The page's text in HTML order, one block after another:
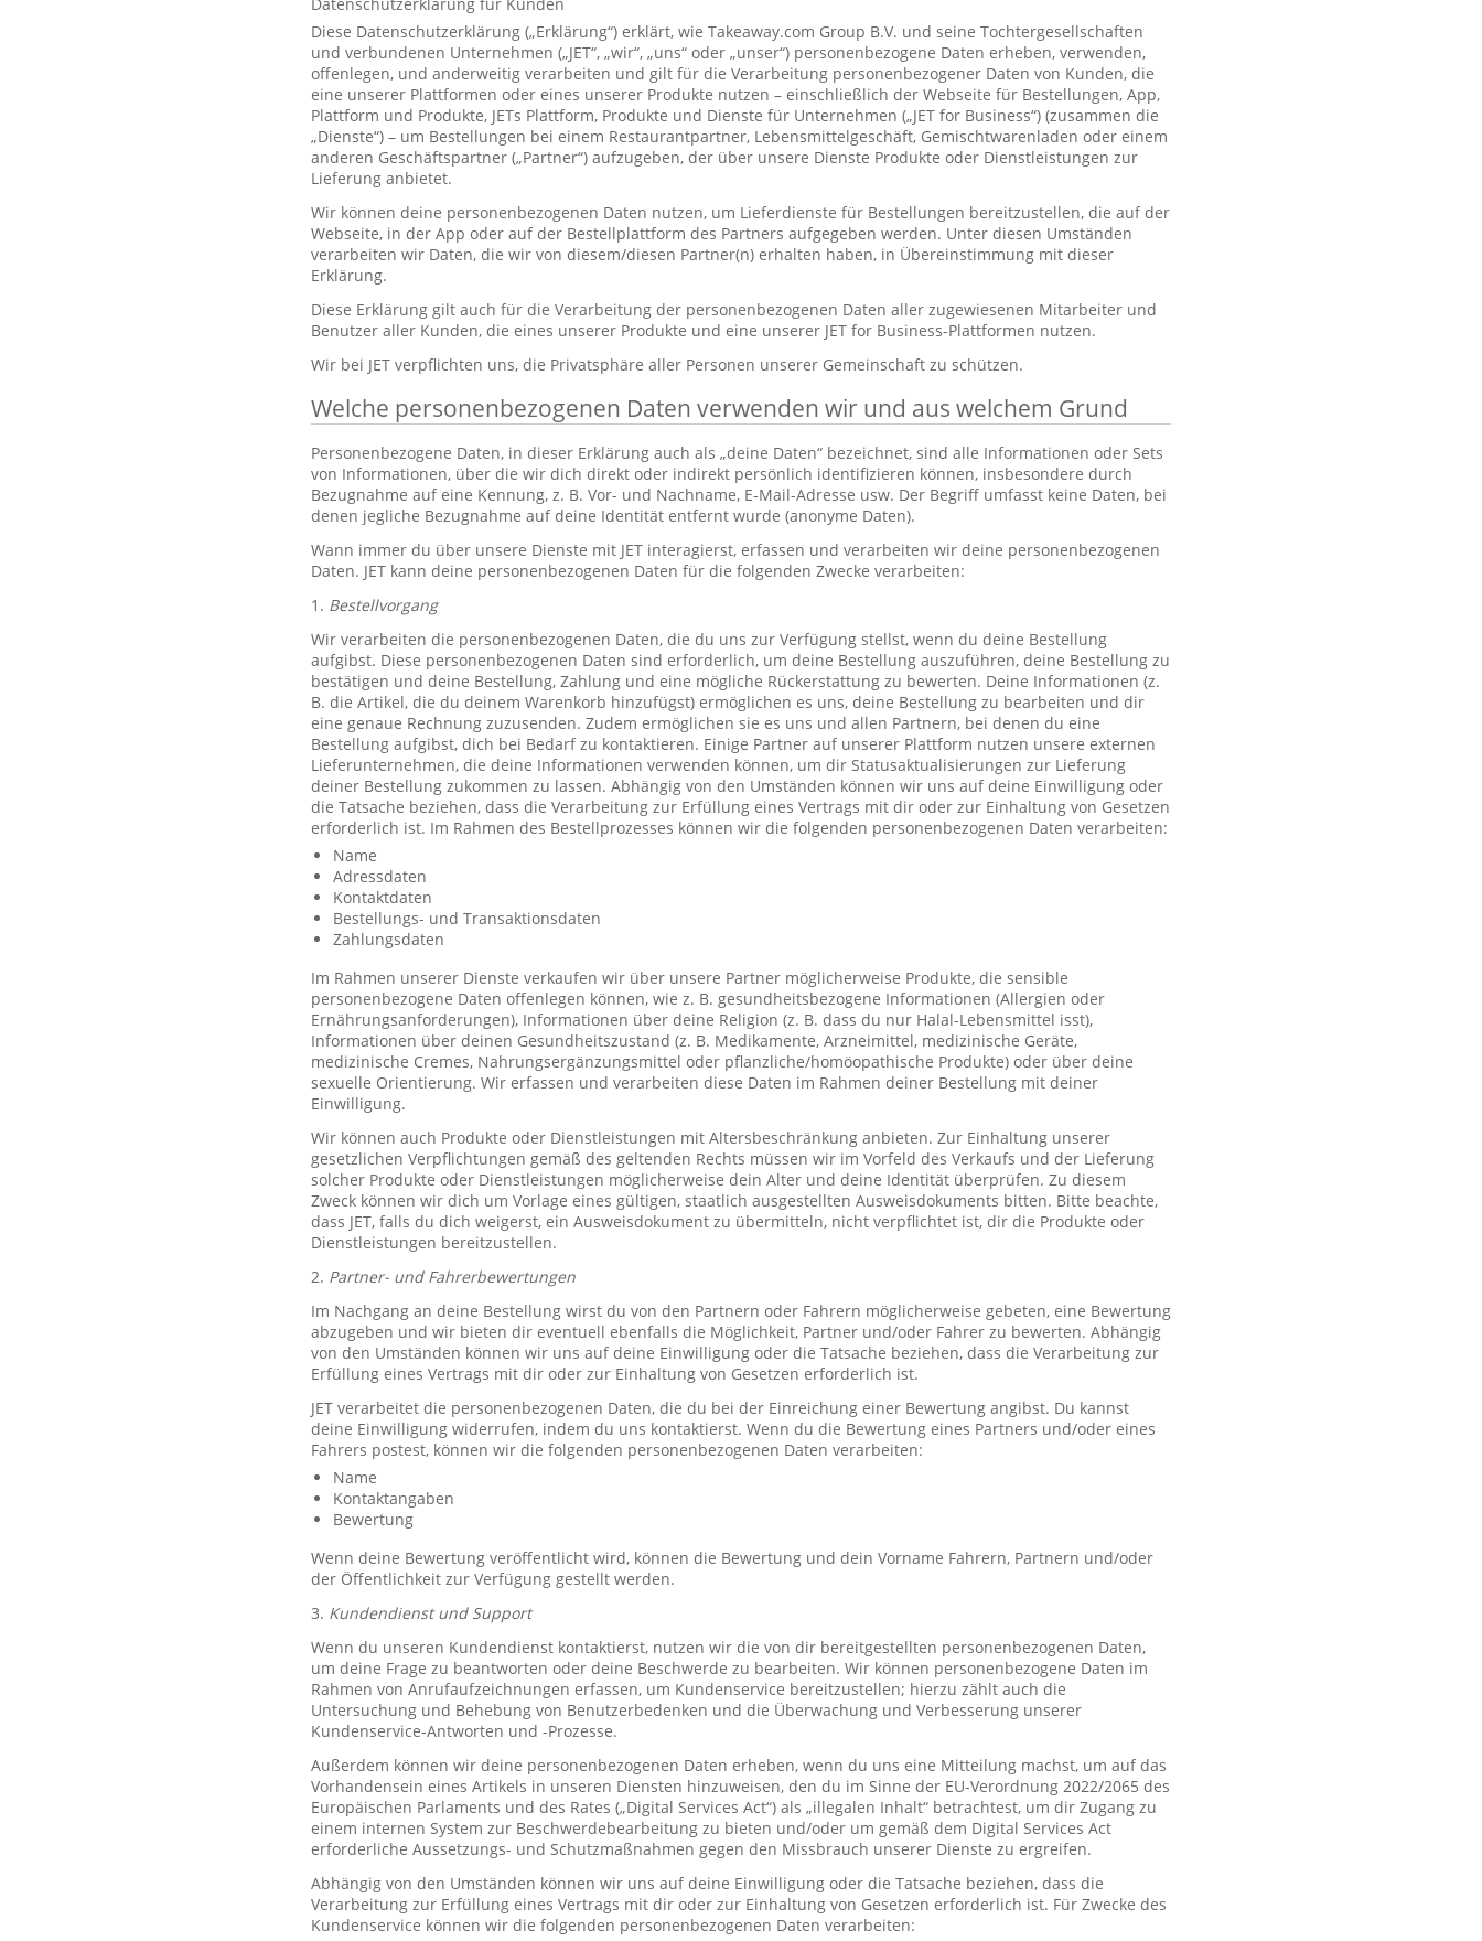
Diese Datenschutzerklärung („Erklärung“) erklärt, wie Takeaway.com Group B.V. und seine Tochtergesellschaften
und verbundenen Unternehmen („JET“, „wir“, „uns“ oder „unser“) personenbezogene Daten erheben, verwenden,
offenlegen, und anderweitig verarbeiten und gilt für die Verarbeitung personenbezogener Daten von Kunden, die
eine unserer Plattformen oder eines unserer Produkte nutzen – einschließlich der Webseite für Bestellungen, App,
Plattform und Produkte, JETs Plattform, Produkte und Dienste für Unternehmen („JET for Business“) (zusammen die
„Dienste“) – um Bestellungen bei einem Restaurantpartner, Lebensmittelgeschäft, Gemischtwarenladen oder einem
anderen Geschäftspartner („Partner“) aufzugeben, der über unsere Dienste Produkte oder Dienstleistungen zur
Lieferung anbietet.
Wir können deine personenbezogenen Daten nutzen, um Lieferdienste für Bestellungen bereitzustellen, die auf der
Webseite, in der App oder auf der Bestellplattform des Partners aufgegeben werden. Unter diesen Umständen
verarbeiten wir Daten, die wir von diesem/diesen Partner(n) erhalten haben, in Übereinstimmung mit dieser
Erklärung.
Diese Erklärung gilt auch für die Verarbeitung der personenbezogenen Daten aller zugewiesenen Mitarbeiter und
Benutzer aller Kunden, die eines unserer Produkte und eine unserer JET for Business-Plattformen nutzen.
Wir bei JET verpflichten uns, die Privatsphäre aller Personen unserer Gemeinschaft zu schützen.
Welche personenbezogenen Daten verwenden wir und aus welchem Grund
Personenbezogene Daten, in dieser Erklärung auch als „deine Daten“ bezeichnet, sind alle Informationen oder Sets
von Informationen, über die wir dich direkt oder indirekt persönlich identifizieren können, insbesondere durch
Bezugnahme auf eine Kennung, z. B. Vor- und Nachname, E-Mail-Adresse usw. Der Begriff umfasst keine Daten, bei
denen jegliche Bezugnahme auf deine Identität entfernt wurde (anonyme Daten).
Wann immer du über unsere Dienste mit JET interagierst, erfassen und verarbeiten wir deine personenbezogenen
Daten. JET kann deine personenbezogenen Daten für die folgenden Zwecke verarbeiten:
1. Bestellvorgang
Wir verarbeiten die personenbezogenen Daten, die du uns zur Verfügung stellst, wenn du deine Bestellung
aufgibst. Diese personenbezogenen Daten sind erforderlich, um deine Bestellung auszuführen, deine Bestellung zu
bestätigen und deine Bestellung, Zahlung und eine mögliche Rückerstattung zu bewerten. Deine Informationen (z.
B. die Artikel, die du deinem Warenkorb hinzufügst) ermöglichen es uns, deine Bestellung zu bearbeiten und dir
eine genaue Rechnung zuzusenden. Zudem ermöglichen sie es uns und allen Partnern, bei denen du eine
Bestellung aufgibst, dich bei Bedarf zu kontaktieren. Einige Partner auf unserer Plattform nutzen unsere externen
Lieferunternehmen, die deine Informationen verwenden können, um dir Statusaktualisierungen zur Lieferung
deiner Bestellung zukommen zu lassen. Abhängig von den Umständen können wir uns auf deine Einwilligung oder
die Tatsache beziehen, dass die Verarbeitung zur Erfüllung eines Vertrags mit dir oder zur Einhaltung von Gesetzen
erforderlich ist. Im Rahmen des Bestellprozesses können wir die folgenden personenbezogenen Daten verarbeiten:
Name
Adressdaten
Kontaktdaten
Bestellungs- und Transaktionsdaten
Zahlungsdaten
Im Rahmen unserer Dienste verkaufen wir über unsere Partner möglicherweise Produkte, die sensible
personenbezogene Daten offenlegen können, wie z. B. gesundheitsbezogene Informationen (Allergien oder
Ernährungsanforderungen), Informationen über deine Religion (z. B. dass du nur Halal-Lebensmittel isst),
Informationen über deinen Gesundheitszustand (z. B. Medikamente, Arzneimittel, medizinische Geräte,
medizinische Cremes, Nahrungsergänzungsmittel oder pflanzliche/homöopathische Produkte) oder über deine
sexuelle Orientierung. Wir erfassen und verarbeiten diese Daten im Rahmen deiner Bestellung mit deiner
Einwilligung.
Wir können auch Produkte oder Dienstleistungen mit Altersbeschränkung anbieten. Zur Einhaltung unserer
gesetzlichen Verpflichtungen gemäß des geltenden Rechts müssen wir im Vorfeld des Verkaufs und der Lieferung
solcher Produkte oder Dienstleistungen möglicherweise dein Alter und deine Identität überprüfen. Zu diesem
Zweck können wir dich um Vorlage eines gültigen, staatlich ausgestellten Ausweisdokuments bitten. Bitte beachte,
dass JET, falls du dich weigerst, ein Ausweisdokument zu übermitteln, nicht verpflichtet ist, dir die Produkte oder
Dienstleistungen bereitzustellen.
2. Partner- und Fahrerbewertungen
Im Nachgang an deine Bestellung wirst du von den Partnern oder Fahrern möglicherweise gebeten, eine Bewertung
abzugeben und wir bieten dir eventuell ebenfalls die Möglichkeit, Partner und/oder Fahrer zu bewerten. Abhängig
von den Umständen können wir uns auf deine Einwilligung oder die Tatsache beziehen, dass die Verarbeitung zur
Erfüllung eines Vertrags mit dir oder zur Einhaltung von Gesetzen erforderlich ist.
JET verarbeitet die personenbezogenen Daten, die du bei der Einreichung einer Bewertung angibst. Du kannst
deine Einwilligung widerrufen, indem du uns kontaktierst. Wenn du die Bewertung eines Partners und/oder eines
Fahrers postest, können wir die folgenden personenbezogenen Daten verarbeiten:
Name
Kontaktangaben
Bewertung
Wenn deine Bewertung veröffentlicht wird, können die Bewertung und dein Vorname Fahrern, Partnern und/oder
der Öffentlichkeit zur Verfügung gestellt werden.
3. Kundendienst und Support
Wenn du unseren Kundendienst kontaktierst, nutzen wir die von dir bereitgestellten personenbezogenen Daten,
um deine Frage zu beantworten oder deine Beschwerde zu bearbeiten. Wir können personenbezogene Daten im
Rahmen von Anrufaufzeichnungen erfassen, um Kundenservice bereitzustellen; hierzu zählt auch die
Untersuchung und Behebung von Benutzerbedenken und die Überwachung und Verbesserung unserer
Kundenservice-Antworten und -Prozesse.
Außerdem können wir deine personenbezogenen Daten erheben, wenn du uns eine Mitteilung machst, um auf das
Vorhandensein eines Artikels in unseren Diensten hinzuweisen, den du im Sinne der EU-Verordnung 2022/2065 des
Europäischen Parlaments und des Rates („Digital Services Act“) als „illegalen Inhalt“ betrachtest, um dir Zugang zu
einem internen System zur Beschwerdebearbeitung zu bieten und/oder um gemäß dem Digital Services Act
erforderliche Aussetzungs- und Schutzmaßnahmen gegen den Missbrauch unserer Dienste zu ergreifen.
Abhängig von den Umständen können wir uns auf deine Einwilligung oder die Tatsache beziehen, dass die
Verarbeitung zur Erfüllung eines Vertrags mit dir oder zur Einhaltung von Gesetzen erforderlich ist. Für Zwecke des
Kundenservice können wir die folgenden personenbezogenen Daten verarbeiten: